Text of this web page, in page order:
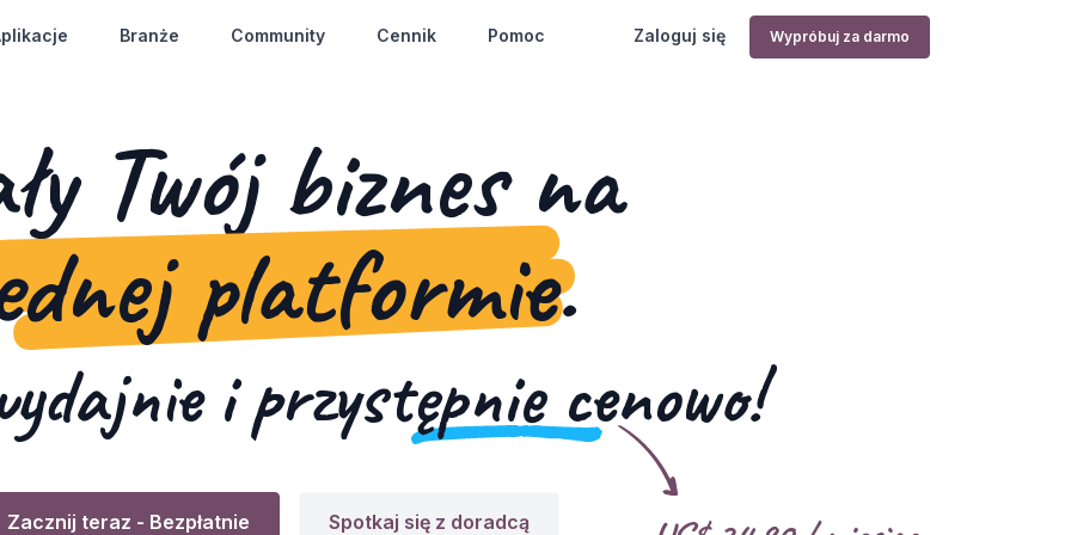
Zaloguj się Wypróbuj za darmo
Branże Community Cennik Pomoc
Twój biznes na
platformie.
iprzystępnie cenowo!
Zacznij teraz - Bezpłatnie Spotkaj się z doradcą